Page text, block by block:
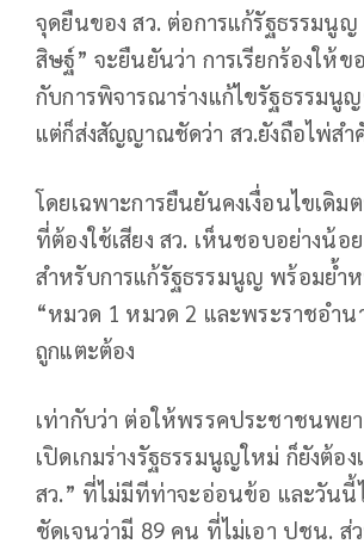
จุดยืนของ สว. ต่อการแก้รัฐธรรมนู
สิษฐ์” จะยืนยันว่า การเรียกร้องให้ข
กับการพิจารณาร่างแก้ไขรัฐธรรมนู
แต่ก็ส่งสัญญาณชัดว่า สว.ยังถือไพ่ส
โดยเฉพาะการยืนยันคงเงื่อนไขเดิม
ที่ต้องใช้เสียง สว. เห็นชอบอย่างน้อ
สำหรับการแก้รัฐธรรมนูญ พร้อมย้ำ
“หมวด 1 หมวด 2 และพระราชอำน
ถูกแตะต้อง
เท่ากับว่า ต่อให้พรรคประชาชนพย
เปิดเกมร่างรัฐธรรมนูญใหม่ ก็ยังต้อ
สว.” ที่ไม่มีทีท่าจะอ่อนข้อ และวันนี้
ชัดเจนว่ามี 89 คน ที่ไม่เอา ปชน. ส่